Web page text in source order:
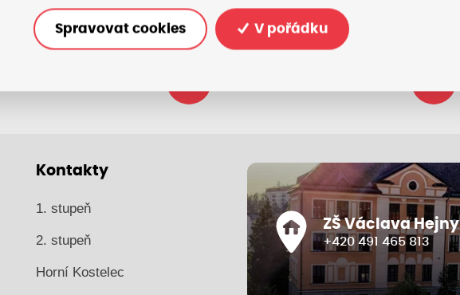
Kontakty
1. stupeň
2. stupeň
Horní Kostelec
ZŠ Václava Hejny
+420 491 465 813
Spravovat cookies V pořádku